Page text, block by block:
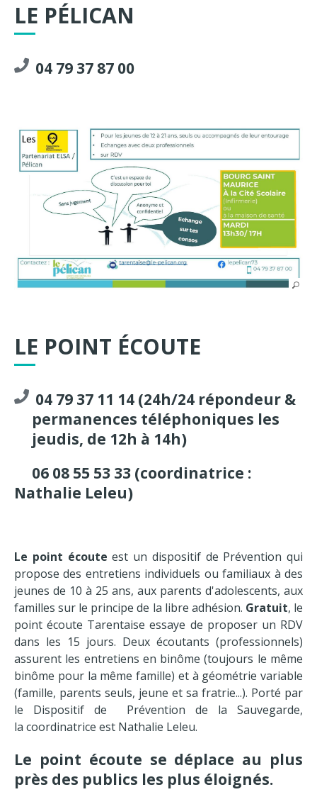
LE PÉLICAN
04 79 37 87 00
LE POINT ÉCOUTE
04 79 37 11 14 (24h/24 répondeur &
permanences téléphoniques les
jeudis, de 12h à 14h)
06 08 55 53 33 (coordinatrice :
Nathalie Leleu)
Le point écoute est un dispositif de Prévention qui
propose des entretiens individuels ou familiaux à des
jeunes de 10 à 25 ans, aux parents d'adolescents, aux
familles sur le principe de la libre adhésion. Gratuit, le
point écoute Tarentaise essaye de proposer un RDV
dans les 15 jours. Deux écoutants (professionnels)
assurent les entretiens en binôme (toujours le même
binôme pour la même famille) et à géométrie variable
(famille, parents seuls, jeune et sa fratrie...). Porté par
le Dispositif de Prévention de la Sauvegarde,
la coordinatrice est Nathalie Leleu.
Le point écoute se déplace au plus
près des publics les plus éloignés.